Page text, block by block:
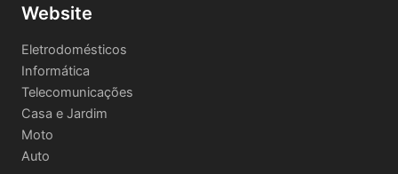
Website
Eletrodomésticos
Informática
Telecomunicações
Casa e Jardim
Moto
Auto